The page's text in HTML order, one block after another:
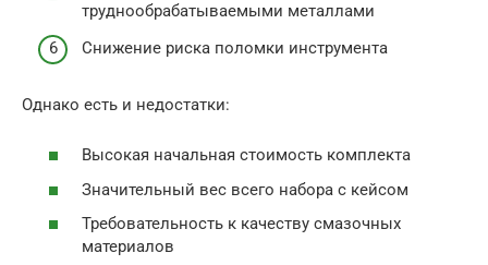
труднообрабатываемыми металлами
Снижение риска поломки инструмента
Однако есть и недостатки:
Высокая начальная стоимость комплекта
Значительный вес всего набора с кейсом
Требовательность к качеству смазочных
материалов